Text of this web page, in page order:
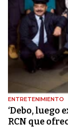
ENTRETENIMIENTO
‘Debo, luego
RCN que